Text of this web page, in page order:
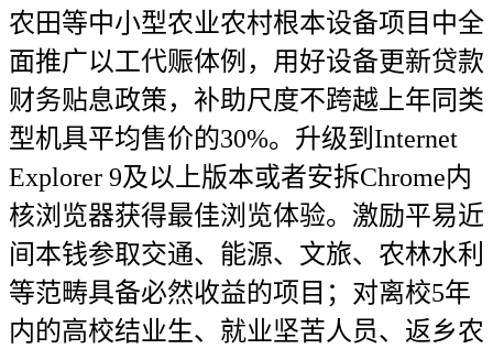
农田等中小型农业农村根本设备项目中全
面推广以工代赈体例，用好设备更新贷款
财务贴息政策，补助尺度不跨越上年同类
型机具平均售价的30%。升级到Internet
Explorer 9及以上版本或者安拆Chrome内
核浏览器获得最佳浏览体验。激励平易近
间本钱参取交通、能源、文旅、农林水利
等范畴具备必然收益的项目；对离校5年
内的高校结业生、就业坚苦人员、返乡农